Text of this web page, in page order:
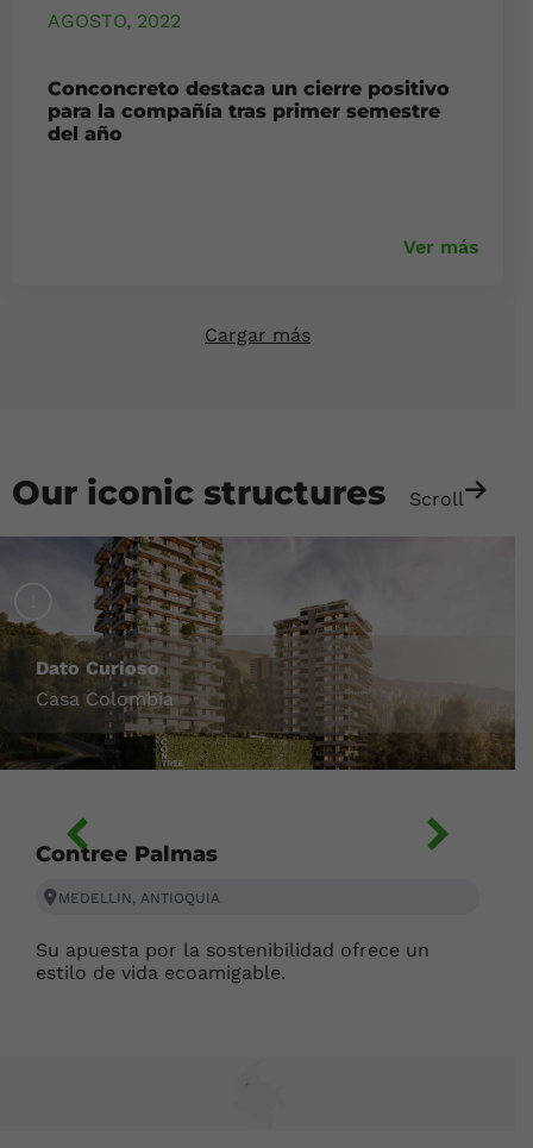
AGOSTO, 2022
Conconcreto destaca un cierre positivo
para la compañía tras primer semestre
del año
Ver más
Cargar más
Our iconic structures Scroll
Dato Curioso
Casa Colombia
Contree Palmas
MEDELLIN, ANTIOQUIA
Su apuesta por la sostenibilidad ofrece un
estilo de vida ecoamigable.